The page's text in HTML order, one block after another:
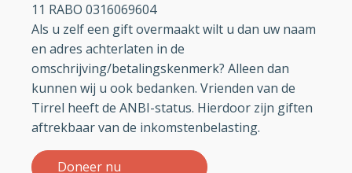
11 RABO 0316069604
Als u zelf een gift overmaakt wilt u dan uw naam
en adres achterlaten in de
omschrijving/betalingskenmerk? Alleen dan
kunnen wij u ook bedanken. Vrienden van de
Tirrel heeft de ANBI-status. Hierdoor zijn giften
aftrekbaar van de inkomstenbelasting.
Doneer nu